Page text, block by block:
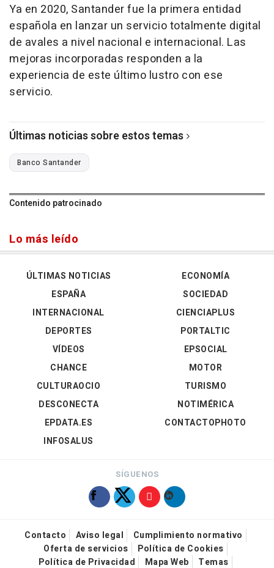
Ya en 2020, Santander fue la primera entidad
española en lanzar un servicio totalmente digital
de avales a nivel nacional e internacional. Las
mejoras incorporadas responden a la
experiencia de este último lustro con ese
servicio.
Últimas noticias sobre estos temas
Banco Santander
Contenido patrocinado
Lo más leído
ÚLTIMAS NOTICIAS
ESPAÑA
INTERNACIONAL
DEPORTES
VÍDEOS
ECONOMÍA
SOCIEDAD
CIENCIAPLUS
PORTALTIC
EPSOCIAL
CHANCE
CULTURAOCIO
DESCONECTA
EPDATA.ES
INFOSALUS
MOTOR
TURISMO
NOTIMÉRICA
CONTACTOPHOTO
SÍGUENOS
Contacto Aviso legal
Cumplimiento normativo
Oferta de servicios
Política de Cookies
Política de Privacidad
Mapa Web Temas